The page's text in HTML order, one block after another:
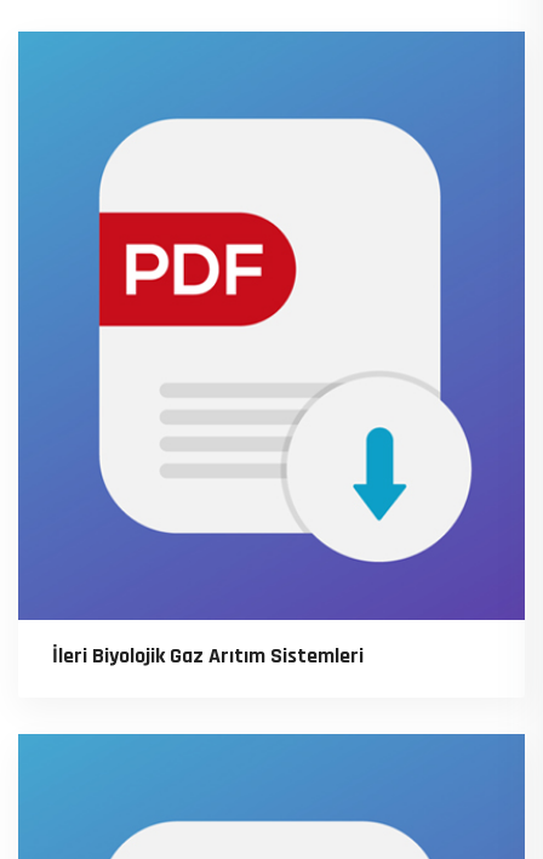
İleri Biyolojik Gaz Arıtım Sistemleri